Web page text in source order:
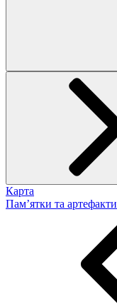
Карта
Пам’ятки та артефакти